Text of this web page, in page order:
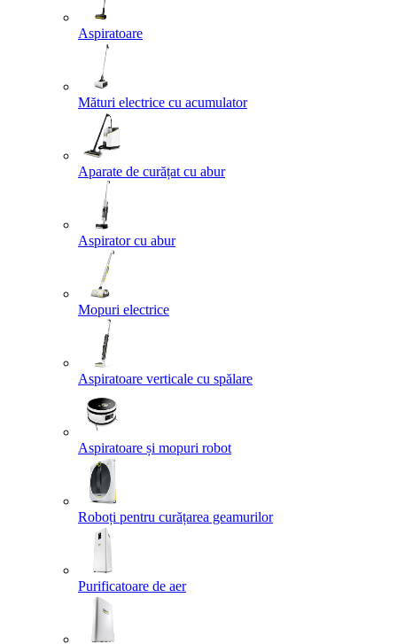
Aspiratoare
Mături electrice cu acumulator
Aparate de curățat cu abur
Aspirator cu abur
Mopuri electrice
Aspiratoare verticale cu spălare
Aspiratoare și mopuri robot
Roboți pentru curățarea geamurilor
Purificatoare de aer